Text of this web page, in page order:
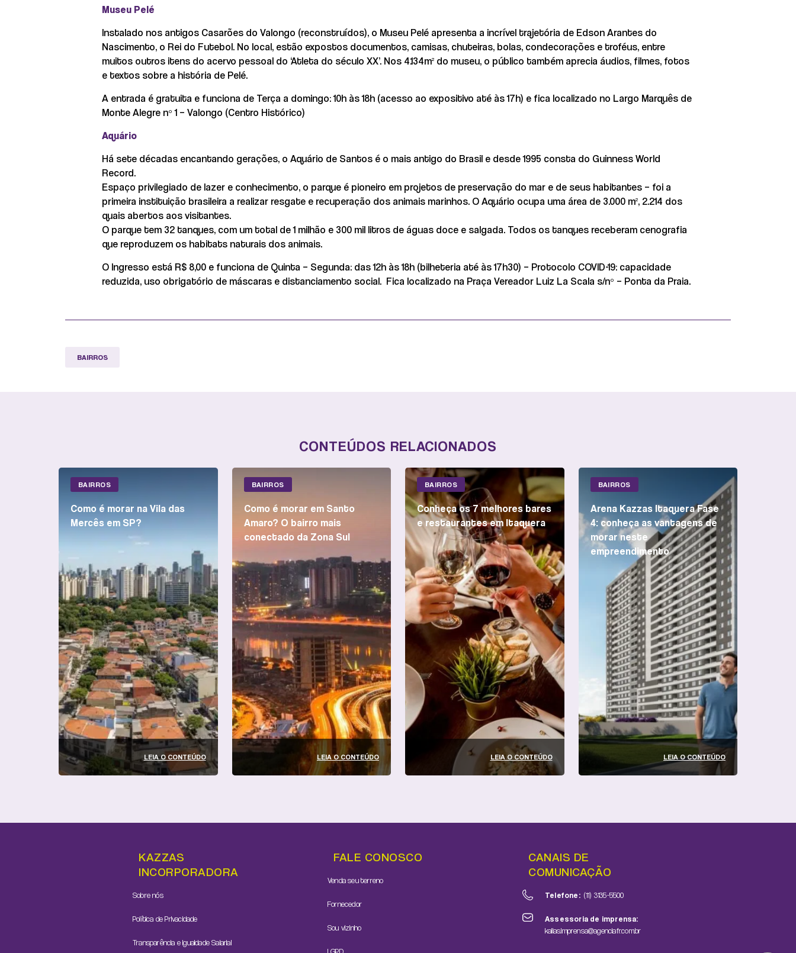
Museu Pelé
Instalado nos antigos Casarões do Valongo (reconstruídos), o Museu Pelé apresenta a incrível trajetória de Edson Arantes do
Nascimento, o Rei do Futebol. No local, estão expostos documentos, camisas, chuteiras, bolas, condecorações e troféus, entre
muitos outros itens do acervo pessoal do ‘Atleta do século XX’. Nos 4.134m² do museu, o público também aprecia áudios, filmes, fotos
e textos sobre a história de Pelé.
A entrada é gratuita e funciona de Terça a domingo: 10h às 18h (acesso ao expositivo até às 17h) e fica localizado no Largo Marquês de
Monte Alegre nº 1 – Valongo (Centro Histórico)
Aquário
Há sete décadas encantando gerações, o Aquário de Santos é o mais antigo do Brasil e desde 1995 consta do Guinness World
Record.
Espaço privilegiado de lazer e conhecimento, o parque é pioneiro em projetos de preservação do mar e de seus habitantes – foi a
primeira instituição brasileira a realizar resgate e recuperação dos animais marinhos. O Aquário ocupa uma área de 3.000 m², 2.214 dos
quais abertos aos visitantes.
O parque tem 32 tanques, com um total de 1 milhão e 300 mil litros de águas doce e salgada. Todos os tanques receberam cenografia
que reproduzem os habitats naturais dos animais.
O Ingresso está R$ 8,00 e funciona de Quinta – Segunda: das 12h às 18h (bilheteria até às 17h30) – Protocolo COVID-19: capacidade
reduzida, uso obrigatório de máscaras e distanciamento social. Fica localizado na Praça Vereador Luiz La Scala s/nº – Ponta da Praia.
BAIRROS
CONTEÚDOS RELACIONADOS
BAIRROS
Como é morar na Vila das
Mercês em SP?
LEIA O CONTEÚDO
BAIRROS
Como é morar em Santo
Amaro? O bairro mais
conectado da Zona Sul
LEIA O CONTEÚDO
BAIRROS
Conheça os 7 melhores bares
e restaurantes em Itaquera
LEIA O CONTEÚDO
BAIRROS
Arena Kazzas Itaquera Fase
4: conheça as vantagens de
morar neste
empreendimento
LEIA O CONTEÚDO
KAZZAS
INCORPORADORA
Sobre nós
Política de Privacidade
Transparência e Igualdade Salarial
FALE CONOSCO
Venda seu terreno
Fornecedor
Sou vizinho
CANAIS DE
COMUNICAÇÃO
Telefone: (11) 3135-5500
Assessoria de imprensa:
kallas.imprensa@agenciafr.com.br